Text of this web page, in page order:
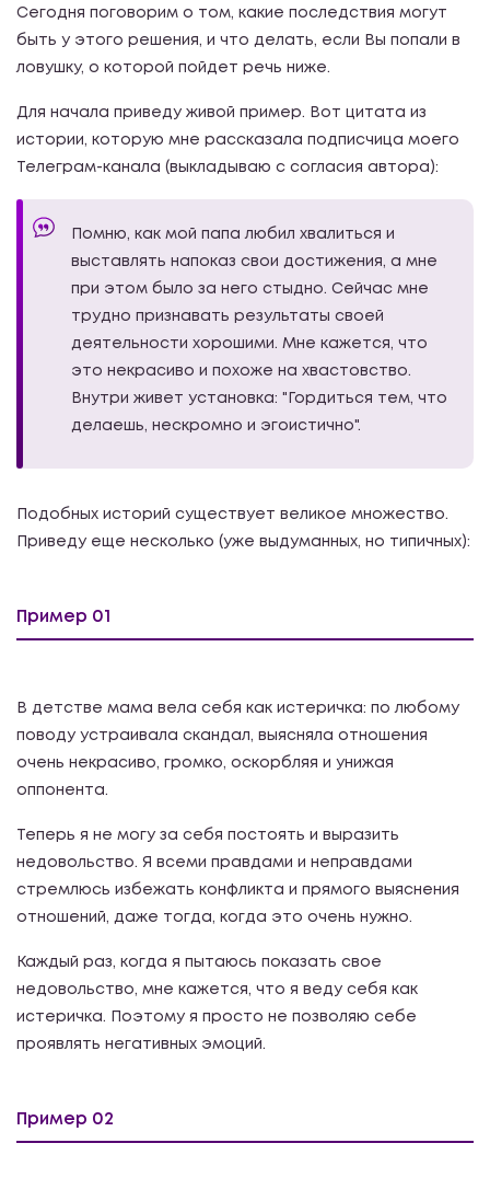
Сегодня поговорим о том, какие последствия могут
быть у этого решения, и что делать, если Вы попали в
ловушку, о которой пойдет речь ниже.
Для начала приведу живой пример. Вот цитата из
истории, которую мне рассказала подписчица моего
Телеграм-канала (выкладываю с согласия автора):
Помню, как мой папа любил хвалиться и
выставлять напоказ свои достижения, а мне
при этом было за него стыдно. Сейчас мне
трудно признавать результаты своей
деятельности хорошими. Мне кажется, что
это некрасиво и похоже на хвастовство.
Внутри живет установка: "Гордиться тем, что
делаешь, нескромно и эгоистично".
Подобных историй существует великое множество.
Приведу еще несколько (уже выдуманных, но типичных):
Пример 01
В детстве мама вела себя как истеричка: по любому
поводу устраивала скандал, выясняла отношения
очень некрасиво, громко, оскорбляя и унижая
оппонента.
Теперь я не могу за себя постоять и выразить
недовольство. Я всеми правдами и неправдами
стремлюсь избежать конфликта и прямого выяснения
отношений, даже тогда, когда это очень нужно.
Каждый раз, когда я пытаюсь показать свое
недовольство, мне кажется, что я веду себя как
истеричка. Поэтому я просто не позволяю себе
проявлять негативных эмоций.
Пример 02